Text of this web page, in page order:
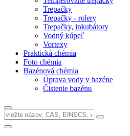
Trepačky
Trepačky - rolery
Trepačky, inkubátory
Vodný kúpeľ
Vortexy
Praktická chémia
Foto chémia
Bazénová chémia
Úprava vody v bazéne
Čistenie bazénu